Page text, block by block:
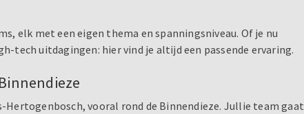
elk met een eigen thema en spanningsniveau. Of je nu
tech uitdagingen: hier vind je altijd een passende ervaring.
Hertogenbosch, vooral rond de Binnendieze. Jullie team gaat